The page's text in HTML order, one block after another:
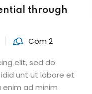
through
Com 2
elit, sed do
unt ut labore et
ad minim